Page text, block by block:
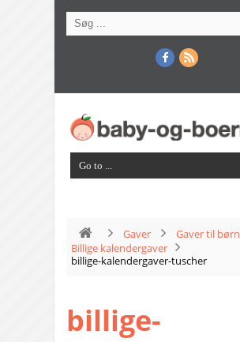
Gaver
Gaver til børn
Billige kalendergaver
billige-kalendergaver-tuscher
billige-